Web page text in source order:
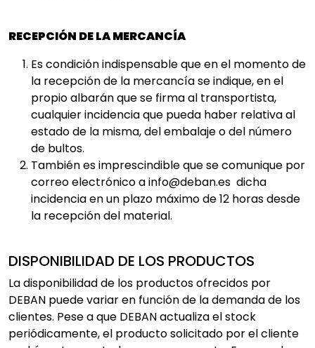
RECEPCIÓN DE LA MERCANCÍA
Es condición indispensable que en el momento de
la recepción de la mercancía se indique, en el
propio albarán que se firma al transportista,
cualquier incidencia que pueda haber relativa al
estado de la misma, del embalaje o del número
de bultos.
También es imprescindible que se comunique por
correo electrónico a info@deban.es dicha
incidencia en un plazo máximo de 12 horas desde
la recepción del material.
DISPONIBILIDAD DE LOS PRODUCTOS
La disponibilidad de los productos ofrecidos por
DEBAN puede variar en función de la demanda de los
clientes. Pese a que DEBAN actualiza el stock
periódicamente, el producto solicitado por el cliente